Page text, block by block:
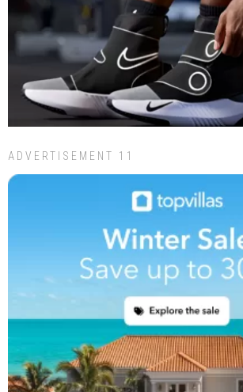
ADVERTISEMENT 11